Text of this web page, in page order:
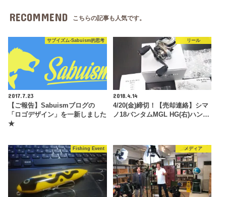
RECOMMEND こちらの記事も人気です。
サブイズム-Sabuism的思考
2017.7.23
【ご報告】Sabuismブログの
「ロゴデザイン」を一新しました
★
リール
2018.4.14
4/20(金)締切！【売却連絡】シマ
ノ18バンタムMGL HG(右)ハン…
Fishing Event メディア